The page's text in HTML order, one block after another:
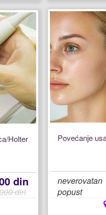
Povećanje
neverovatan
popust
Holter
din
din